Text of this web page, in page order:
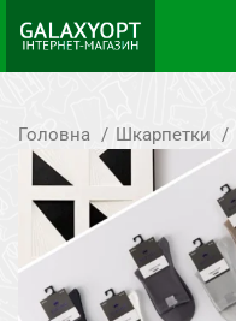
Головна Шкарпетки